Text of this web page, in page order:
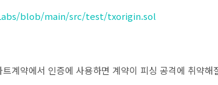
blob/main/src/test/txorigin.sol
계약에서 인증에 사용하면 계약이 피싱 공격에 취약해